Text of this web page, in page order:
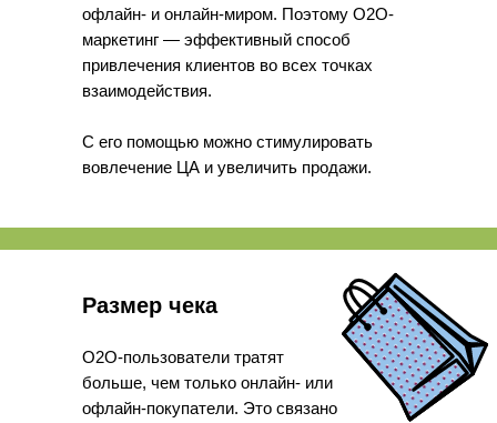
офлайн- и онлайн-миром. Поэтому O2O-
маркетинг — эффективный способ
привлечения клиентов во всех точках
взаимодействия.
С его помощью можно стимулировать
вовлечение ЦА и увеличить продажи.
О2О-пользователи тратят
больше, чем только онлайн- или
офлайн-покупатели. Это связано
Размер чека